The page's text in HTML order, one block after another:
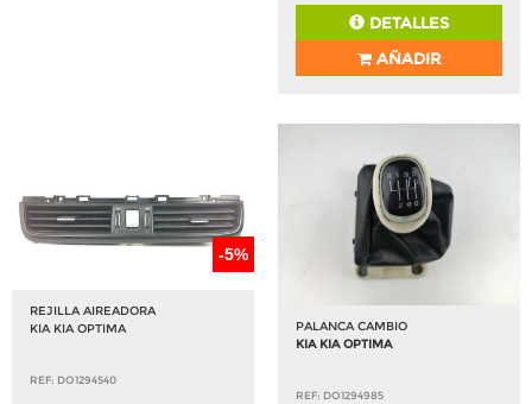
DETALLES
AÑADIR
-5%
REJILLA AIREADORA
KIA KIA OPTIMA
REF: DO1294540
PALANCA CAMBIO
KIA KIA OPTIMA
REF: DO1294985